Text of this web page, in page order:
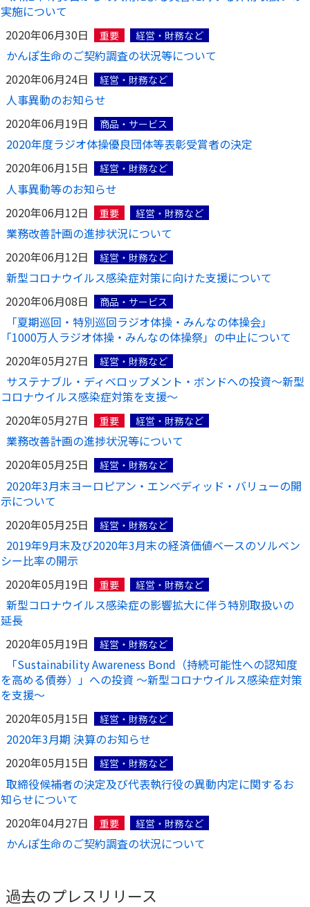
実施について
2020年06月30日
重要 経営・財務など
かんぽ生命のご契約調査の状況等について
2020年06月24日
経営・財務など
人事異動のお知らせ
2020年06月19日
商品・サービス
2020年度ラジオ体操優良団体等表彰受賞者の決定
2020年06月15日
経営・財務など
人事異動等のお知らせ
2020年06月12日
重要 経営・財務など
業務改善計画の進捗状況について
2020年06月12日
経営・財務など
新型コロナウイルス感染症対策に向けた支援について
2020年06月08日
商品・サービス
「夏期巡回・特別巡回ラジオ体操・みんなの体操会」
「1000万人ラジオ体操・みんなの体操祭」の中止について
2020年05月27日
経営・財務など
サステナブル・ディベロップメント・ボンドへの投資～新型
コロナウイルス感染症対策を支援～
2020年05月27日
重要 経営・財務など
業務改善計画の進捗状況等について
2020年05月25日
経営・財務など
2020年3月末ヨーロピアン・エンベディッド・バリューの開
示について
2020年05月25日
経営・財務など
2019年9月末及び2020年3月末の経済価値ベースのソルベン
シー比率の開示
2020年05月19日
重要 経営・財務など
新型コロナウイルス感染症の影響拡大に伴う特別取扱いの
延長
2020年05月19日
経営・財務など
「Sustainability Awareness Bond（持続可能性への認知度
を高める債券）」への投資 ～新型コロナウイルス感染症対策
を支援～
2020年05月15日
経営・財務など
2020年3月期 決算のお知らせ
2020年05月15日
経営・財務など
取締役候補者の決定及び代表執行役の異動内定に関するお
知らせについて
2020年04月27日
重要 経営・財務など
かんぽ生命のご契約調査の状況について
過去のプレスリリース